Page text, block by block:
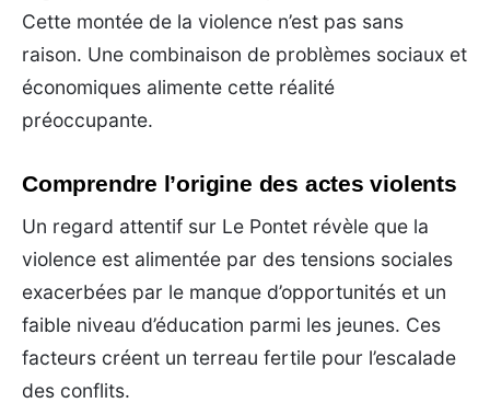
Cette montée de la violence n’est pas sans
raison. Une combinaison de problèmes sociaux et
économiques alimente cette réalité
préoccupante.
Comprendre l’origine des actes violents
Un regard attentif sur Le Pontet révèle que la
violence est alimentée par des tensions sociales
exacerbées par le manque d’opportunités et un
faible niveau d’éducation parmi les jeunes. Ces
facteurs créent un terreau fertile pour l’escalade
des conflits.